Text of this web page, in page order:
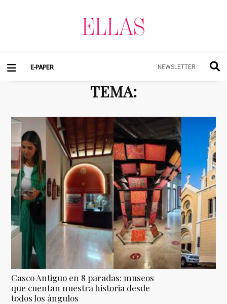
E-PAPER NEWSLETTER
TEMA:
Casco Antiguo en 8 paradas: museos
que cuentan nuestra historia desde
todos los ángulos